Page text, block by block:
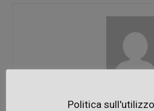
Politica